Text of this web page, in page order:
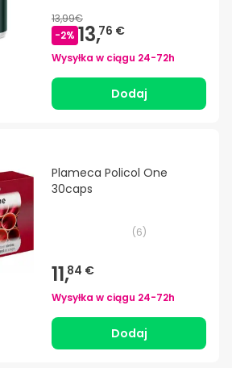
13,99€
-2% 13,76 €
Wysyłka w ciągu 24-72h
Dodaj
Plameca Policol One
30caps
(6)
11,84 €
Wysyłka w ciągu 24-72h
Dodaj